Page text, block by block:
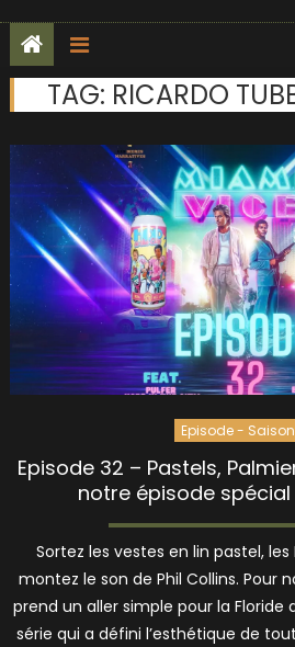
TAG: RICARDO
Episode -
Episode 32 – Pastels,
notre épisode spécial
Sortez les vestes en lin pastel,
montez le son de Phil Collins. Pour
prend un aller simple pour la Floride
série qui a défini l’esthétique de